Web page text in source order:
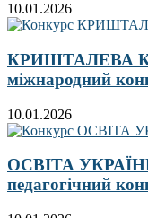
10.01.2026
КРИШТАЛЕВА
міжнародний
10.01.2026
ОСВІТА УКРАЇНИ
педагогічний